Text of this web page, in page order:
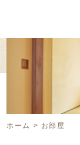
ホーム お部屋